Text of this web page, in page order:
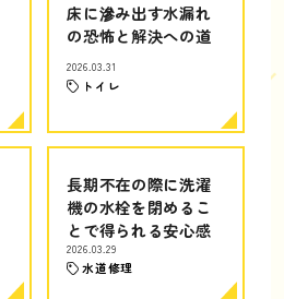
床に滲み出す水漏れ
の恐怖と解決への道
2026.03.31
トイレ
長期不在の際に洗濯
機の水栓を閉めるこ
とで得られる安心感
2026.03.29
水道修理